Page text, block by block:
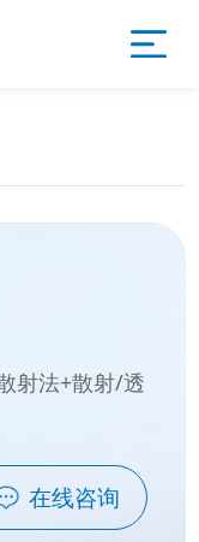
射法+散射/透
在线咨询